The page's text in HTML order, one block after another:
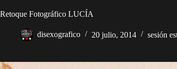
Retoque Fotográfico LUCÍA
disexografico 20 julio, 2014 sesión